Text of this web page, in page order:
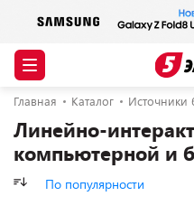
Главная Каталог Источники
Линейно-
компьютерной и
По популярности